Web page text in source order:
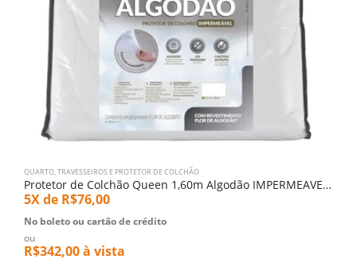
QUARTO,TRAVESSEIROS E PROTETOR DE COLCHÃO
Protetor de Colchão Queen 1,60m Algodão IMPERMEAVEL (6019)
5X de R$76,00
No boleto ou cartão de crédito
ou
R$342,00à vista